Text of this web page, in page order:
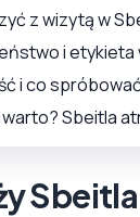
z wizytą w
i etykieta
i co
Sbeitla